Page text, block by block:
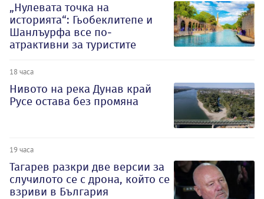
„Нулевата точка на
историята“: Гьобеклитепе и
Шанлъурфа все по-
атрактивни за туристите
18 часа
Нивото на река Дунав край
Русе остава без промяна
19 часа
Тагарев разкри две версии за
случилото се с дрона, който се
взриви в България